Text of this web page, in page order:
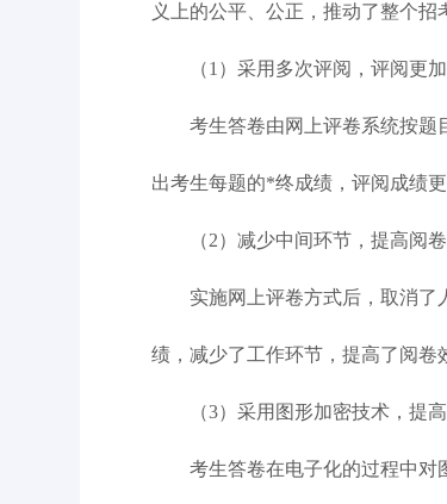
义上的公平、公正，推动了整个招
（1）采用多次评阅，评阅更加
考生答卷由网上评卷系统按题目
出考生每题的*终成绩，评阅成绩更
（2）减少中间环节，提高阅卷
实施网上评卷方式后，取消了人
绩，减少了工作环节，提高了阅卷
（3）采用图形加密技术，提高
考生答卷在电子化的过程中对图